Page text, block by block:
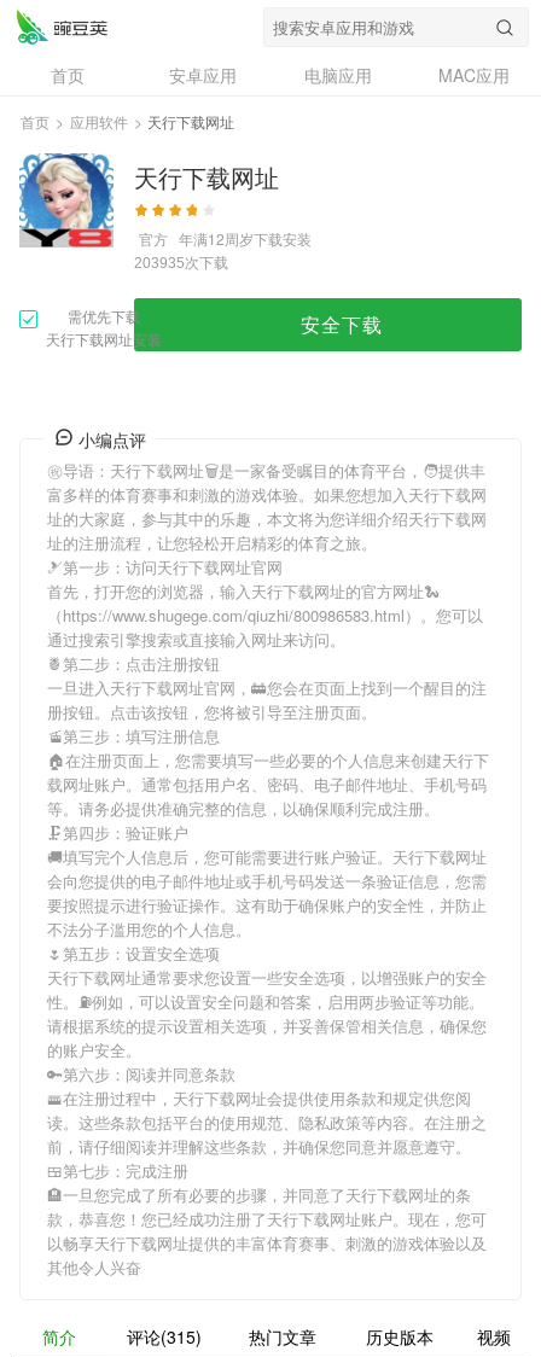
首页 安卓应用 电脑应用
MAC应用
资讯
专题
问答
首页 > 应用软件 > 天行下载网址
天行下载网址
官方 年满12周岁下载安装
203935次下载
需优先下载
天行下载网址安装
安全下载
小编点评
㊗导语： 天行下载网址🗑是一家备受瞩目的体育平台，🧑提供丰
富多样的体育赛事和刺激的游戏体验。如果您想加入天行下载网
址的大家庭，参与其中的乐趣，本文将为您详细介绍天行下载网
址的注册流程，让您轻松开启精彩的体育之旅。
🎿第一步：访问天行下载网址官网
首先，打开您的浏览器，输入天行下载网址的官方网址🐍
（https://www.shugege.com/qiuzhi/800986583.html）。您可以
通过搜索引擎搜索或直接输入网址来访问。
🍍第二步：点击注册按钮
一旦进入天行下载网址官网，🚋您会在页面上找到一个醒目的注
册按钮。点击该按钮，您将被引导至注册页面。
🚡第三步：填写注册信息
🏠在注册页面上，您需要填写一些必要的个人信息来创建天行下
载网址账户。通常包括用户名、密码、电子邮件地址、手机号码
等。请务必提供准确完整的信息，以确保顺利完成注册。
🗜第四步：验证账户
🚚填写完个人信息后，您可能需要进行账户验证。 天行下载网址
会向您提供的电子邮件地址或手机号码发送一条验证信息，您需
要按照提示进行验证操作。这有助于确保账户的安全性，并防止
不法分子滥用您的个人信息。
🌷第五步：设置安全选项
天行下载网址通常要求您设置一些安全选项，以增强账户的安全
性。⛽️例如，可以设置安全问题和答案，启用两步验证等功能。
请根据系统的提示设置相关选项，并妥善保管相关信息，确保您
的账户安全。
🔑第六步：阅读并同意条款
🚟在注册过程中， 天行下载网址会提供使用条款和规定供您阅
读。这些条款包括平台的使用规范、隐私政策等内容。在注册之
前，请仔细阅读并理解这些条款，并确保您同意并愿意遵守。
🍱第七步：完成注册
🏨一旦您完成了所有必要的步骤，并同意了天行下载网址的条
款，恭喜您！您已经成功注册了天行下载网址账户。现在，您可
以畅享天行下载网址提供的丰富体育赛事、刺激的游戏体验以及
其他令人兴奋
简介 评论(315) 热门文章 历史版本 视频